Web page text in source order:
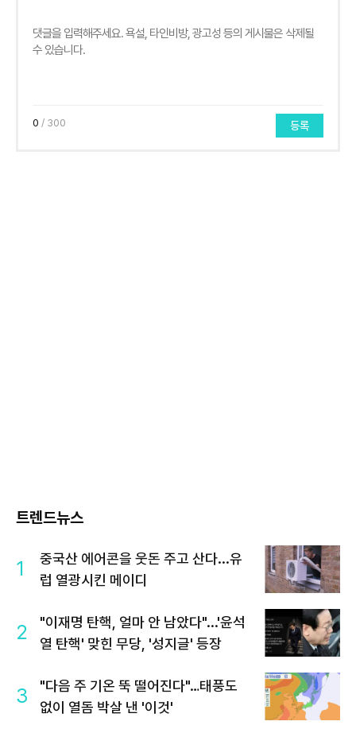
0 / 300 등록
트렌드뉴스
1
중국산 에어콘을 웃돈 주고 산다...유
럽 열광시킨 메이디
2
"이재명 탄핵, 얼마 안 남았다"...'윤석
열 탄핵' 맞힌 무당, '성지글' 등장
3
"다음 주 기온 뚝 떨어진다"…태풍도
없이 열돔 박살 낸 '이것'